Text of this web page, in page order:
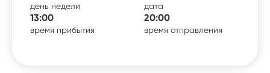
день недели дата
13:00
время прибытия
20:00
время отправления